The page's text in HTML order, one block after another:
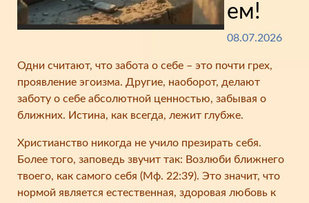
ем!
08.07.2026
Одни считают, что забота о себе – это почти грех,
проявление эгоизма. Другие, наоборот, делают
заботу о себе абсолютной ценностью, забывая о
ближних. Истина, как всегда, лежит глубже.
Христианство никогда не учило презирать себя.
Более того, заповедь звучит так: Возлюби ближнего
твоего, как самого себя (Мф. 22:39). Это значит, что
нормой является естественная, здоровая любовь к